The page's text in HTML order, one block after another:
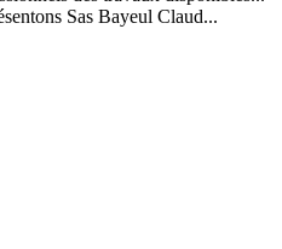
Sas Bayeul Claud...